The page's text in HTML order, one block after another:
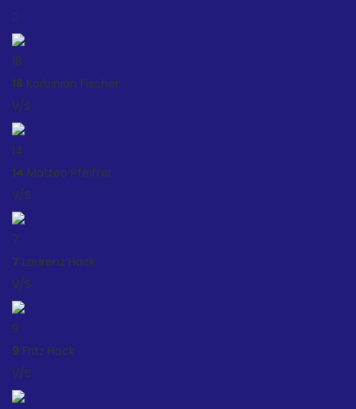
18
18 Korbinian Fischer
V/S
14
14 Matteo Pfeiffer
V/S
7
7 Laurenz Hack
V/S
9
9 Fritz Hack
V/S